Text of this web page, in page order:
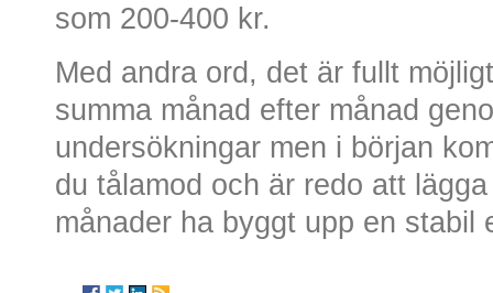
som 200-400 kr.
Med andra ord, det är fullt
summa månad efter månad
undersökningar men i början
du tålamod och är redo att
månader ha byggt upp en stabil